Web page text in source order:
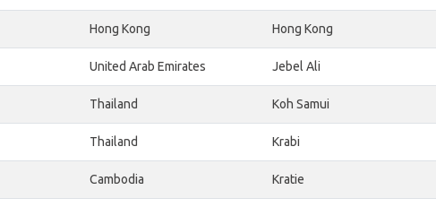
Hong Kong Hong Kong
United Arab Emirates Jebel Ali
Thailand Koh Samui
Thailand Krabi
Cambodia Kratie